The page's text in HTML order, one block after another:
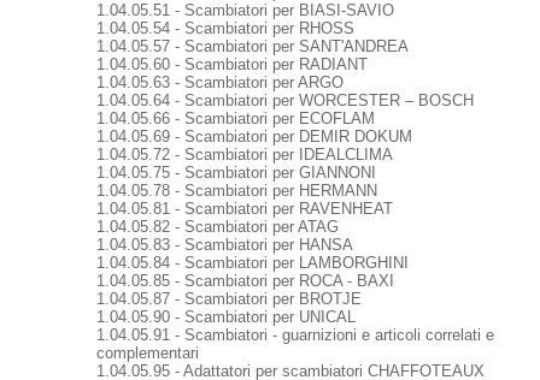
1.04.05.51 - Scambiatori per BIASI-SAVIO
1.04.05.54 - Scambiatori per RHOSS
1.04.05.57 - Scambiatori per SANT'ANDREA
1.04.05.60 - Scambiatori per RADIANT
1.04.05.63 - Scambiatori per ARGO
1.04.05.64 - Scambiatori per WORCESTER – BOSCH
1.04.05.66 - Scambiatori per ECOFLAM
1.04.05.69 - Scambiatori per DEMIR DOKUM
1.04.05.72 - Scambiatori per IDEALCLIMA
1.04.05.75 - Scambiatori per GIANNONI
1.04.05.78 - Scambiatori per HERMANN
1.04.05.81 - Scambiatori per RAVENHEAT
1.04.05.82 - Scambiatori per ATAG
1.04.05.83 - Scambiatori per HANSA
1.04.05.84 - Scambiatori per LAMBORGHINI
1.04.05.85 - Scambiatori per ROCA - BAXI
1.04.05.87 - Scambiatori per BROTJE
1.04.05.90 - Scambiatori per UNICAL
1.04.05.91 - Scambiatori - guarnizioni e articoli correlati e
complementari
1.04.05.95 - Adattatori per scambiatori CHAFFOTEAUX